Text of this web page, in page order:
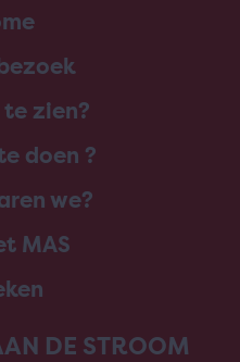
zien?
doen ?
we?
MAS
DE STROOM